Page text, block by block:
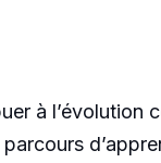
à l’évolution